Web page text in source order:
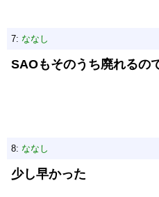
7: ななし
SAOもそのうち廃れるの
8: ななし
少し早かった